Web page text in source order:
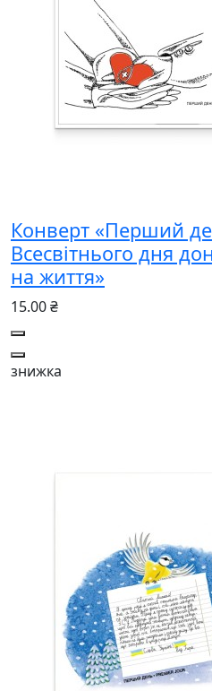
Конверт «Перший
Всесвітнього дня
на життя»
15.00 ₴
знижка